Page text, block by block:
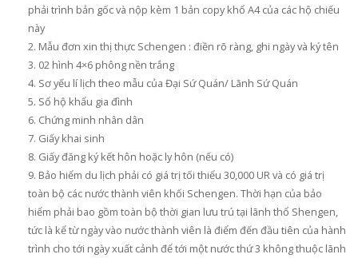
phải trình bản gốc và nộp kèm 1 bản copy khổ A4 của các hộ chiếu
này
Mẫu đơn xin thị thực Schengen : điền rõ ràng, ghi ngày và ký tên
02 hình 4×6 phông nền trắng
Sơ yếu lí lịch theo mẫu của Đại Sứ Quán/ Lãnh Sứ Quán
Sổ hộ khẩu gia đình
Chứng minh nhân dân
Giấy khai sinh
Giấy đăng ký kết hôn hoặc ly hôn (nếu có)
Bảo hiểm du lịch phải có giá trị tối thiểu 30,000 UR và có giá trị
toàn bộ các nước thành viên khối Schengen. Thời hạn của bảo
hiểm phải bao gồm toàn bộ thời gian lưu trú tại lãnh thổ Shengen,
tức là kể từ ngày vào nước thành viên là điểm đến đầu tiên của hành
trình cho tới ngày xuất cảnh để tới một nước thứ 3 không thuộc lãnh